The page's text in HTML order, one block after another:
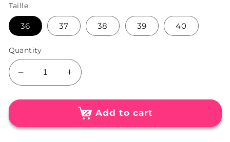
Taille
36 37 38 39 40
Quantity
Decrease
quantity
for
Increase
quantity
for
BasketsAdd to cart